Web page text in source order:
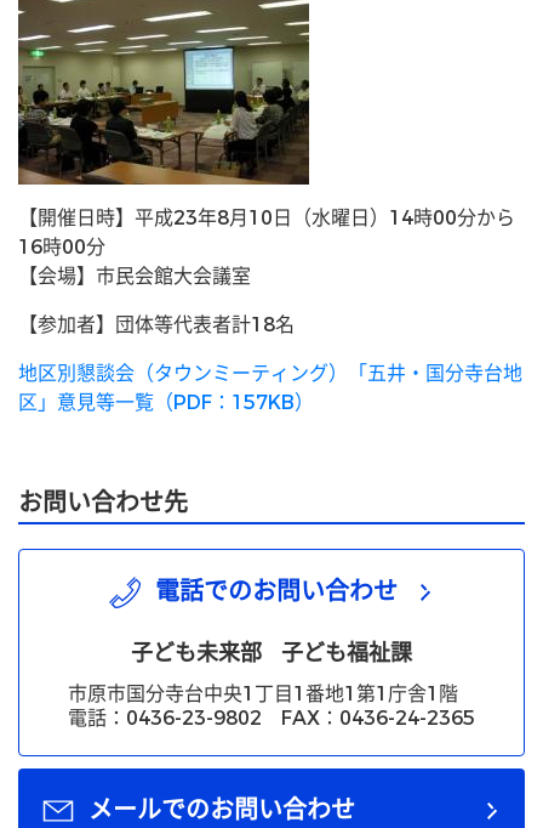
【開催日時】平成23年8月10日（水曜日）14時00分から
16時00分
【会場】市民会館大会議室
【参加者】団体等代表者計18名
地区別懇談会（タウンミーティング）「五井・国分寺台地
区」意見等一覧（PDF：157KB）
お問い合わせ先
電話でのお問い合わせ
子ども未来部 子ども福祉課
市原市国分寺台中央1丁目1番地1第1庁舎1階
電話：0436-23-9802 FAX：0436-24-2365
メールでのお問い合わせ